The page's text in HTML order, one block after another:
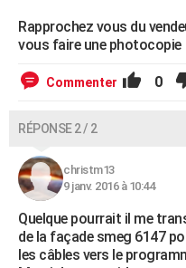
Rapprochez vous du
vous faire une photocopie
Commenter 0
RÉPONSE 2 / 2
christm13
9 janv. 2016 à 10:44
Quelque pourrait il me
de la façade smeg 6147
les câbles vers le